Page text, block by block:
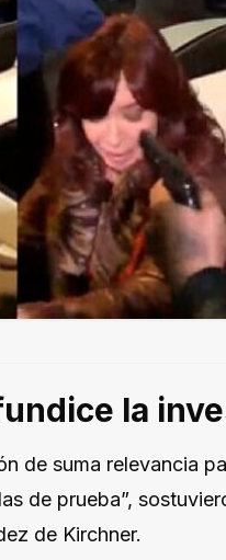
la
de suma relevancia
de prueba”,
de Kirchner.